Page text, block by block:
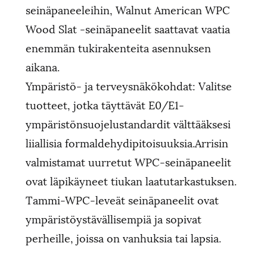
seinäpaneeleihin, Walnut American WPC
Wood Slat -seinäpaneelit saattavat vaatia
enemmän tukirakenteita asennuksen
aikana.
Ympäristö- ja terveysnäkökohdat: Valitse
tuotteet, jotka täyttävät E0/E1-
ympäristönsuojelustandardit välttääksesi
liiallisia formaldehydipitoisuuksia.Arrisin
valmistamat uurretut WPC-seinäpaneelit
ovat läpikäyneet tiukan laatutarkastuksen.
Tammi-WPC-leveät seinäpaneelit ovat
ympäristöystävällisempiä ja sopivat
perheille, joissa on vanhuksia tai lapsia.